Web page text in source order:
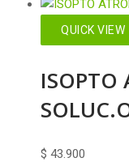
QUICK VIEW
ISOPTO
$ 43.900